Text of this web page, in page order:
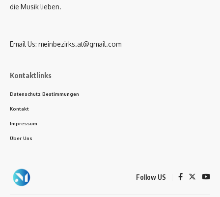
die Musik lieben.
Email Us: meinbezirks.at@gmail.com
Kontaktlinks
Datenschutz Bestimmungen
Kontakt
Impressum
Über Uns
Follow US